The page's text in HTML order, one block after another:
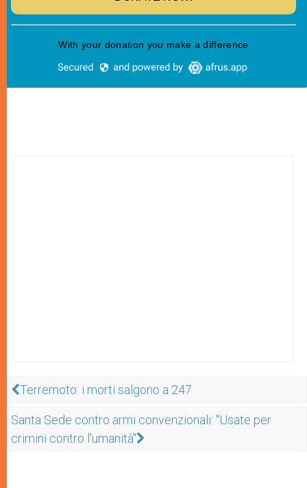
Terremoto: i morti salgono a 247
Santa Sede contro armi convenzionali: "Usate per
crimini contro l'umanità"